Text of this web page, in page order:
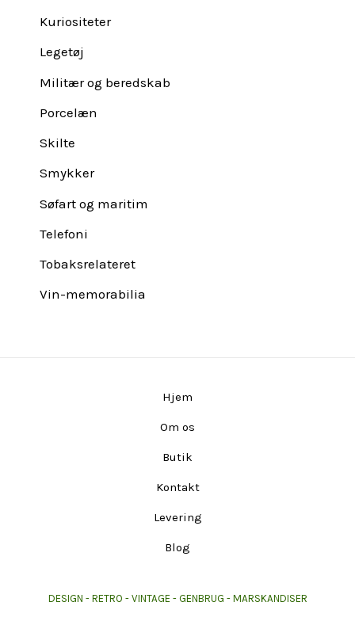
Kuriositeter
Legetøj
Militær og beredskab
Porcelæn
Skilte
Smykker
Søfart og maritim
Telefoni
Tobaksrelateret
Vin-memorabilia
Hjem
Om os
Butik
Kontakt
Levering
Blog
DESIGN - RETRO - VINTAGE - GENBRUG - MARSKANDISER